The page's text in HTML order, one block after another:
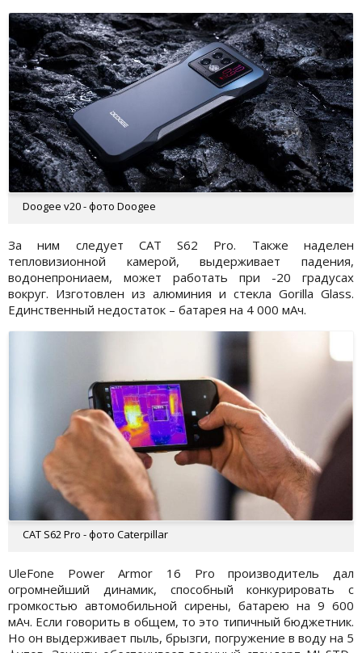
Doogee v20 - фото Doogee
За ним следует CAT S62 Pro. Также наделен
тепловизионной камерой, выдерживает падения,
водонепрониаем, может работать при -20 градусах
вокруг. Изготовлен из алюминия и стекла Gorilla Glass.
Единственный недостаток – батарея на 4 000 мАч.
CAT S62 Pro - фото Caterpillar
UleFone Power Armor 16 Pro производитель дал
огромнейший динамик, способный конкурировать с
громкостью автомобильной сирены, батарею на 9 600
мАч. Если говорить в общем, то это типичный бюджетник.
Но он выдерживает пыль, брызги, погружение в воду на 5